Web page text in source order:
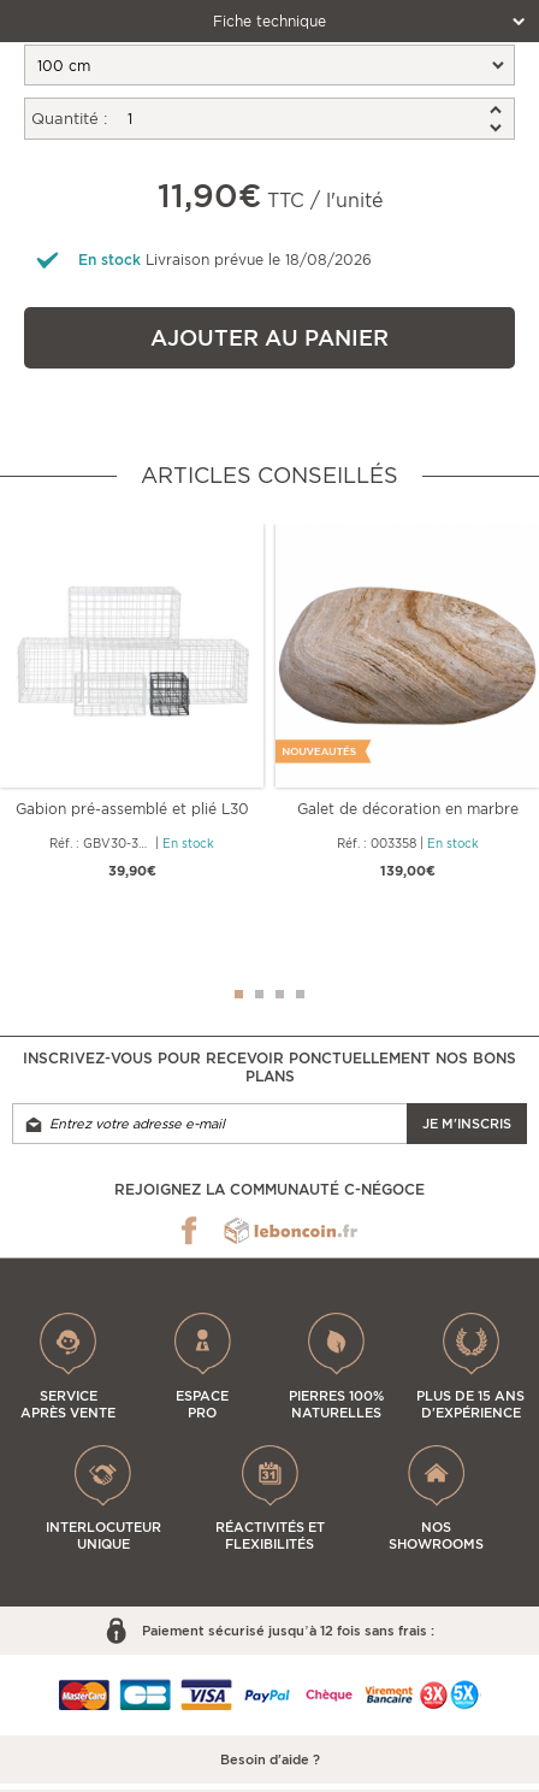
Fiche technique
Quantité :
11,90€ TTC / l'unité
En stock Livraison prévue le 18/08/2026
AJOUTER AU PANIER
ARTICLES CONSEILLÉS
Gabion pré-assemblé et plié L30
En stock
39,90€
Galet de décoration en marbre
Réf. : 003358| En stock
139,00€
INSCRIVEZ-VOUS POUR RECEVOIR PONCTUELLEMENT NOS BONS
PLANS
JE M'INSCRIS
REJOIGNEZ LA COMMUNAUTÉ C-NÉGOCE
SERVICE
APRÈS VENTE
ESPACE
PRO
PIERRES 100%
NATURELLES
PLUS DE 15 ANS
D'EXPÉRIENCE
INTERLOCUTEUR
UNIQUE
RÉACTIVITÉS ET
FLEXIBILITÉS
NOS
SHOWROOMS
Paiement sécurisé jusqu’à 12 fois sans frais :
Besoin d'aide ?